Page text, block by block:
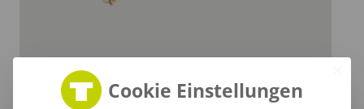
Baumwolldecke Seva
14,59 /Stk.
ab20,28€ /Stk.
Cookie Einstellungen